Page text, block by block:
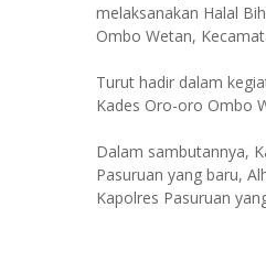
melaksanakan Halal
Ombo Wetan,
Turut hadir dalam
Kades Oro-oro Ombo
Dalam sambutannya,
Pasuruan yang baru,
Kapolres Pasuruan